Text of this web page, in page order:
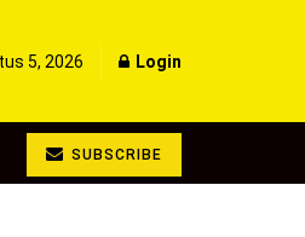
5, 2026 Login
SUBSCRIBE